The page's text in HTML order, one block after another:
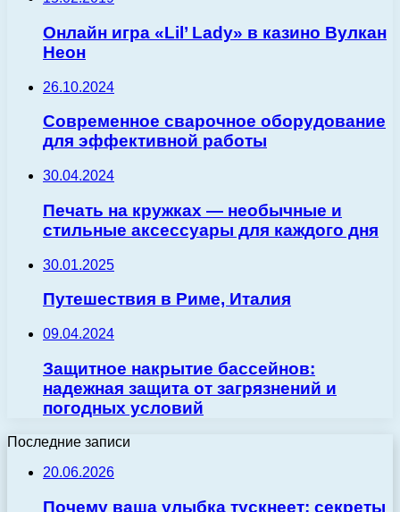
Онлайн игра «Lil’ Lady» в казино Вулкан
Неон
26.10.2024
Современное сварочное оборудование
для эффективной работы
30.04.2024
Печать на кружках — необычные и
стильные аксессуары для каждого дня
30.01.2025
Путешествия в Риме, Италия
09.04.2024
Защитное накрытие бассейнов:
надежная защита от загрязнений и
погодных условий
Последние записи
20.06.2026
Почему ваша улыбка тускнеет: секреты